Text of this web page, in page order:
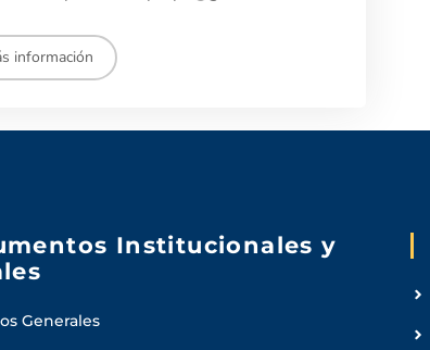
información
Institucionales y
Generales